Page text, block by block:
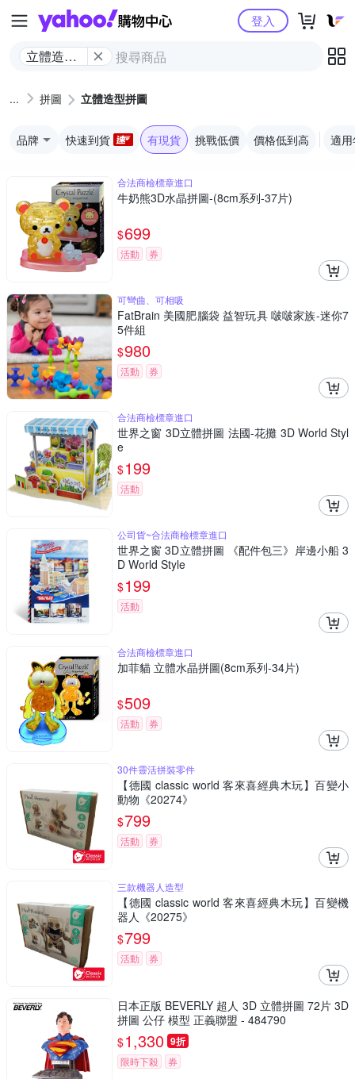
Yahoo購物中心
立體造型
登入
拼圖 立體造型拼圖
品牌 快速到貨 有現貨 挑戰低價 價格低到高 適
合法商檢標章進口
牛奶熊3D水晶拼圖-(8cm系列-37片)
$699
活動 券
可彎曲、可相吸
FatBrain 美國肥腦袋 益智玩具 啵啵家族-迷你7
5件組
$980
活動 券
合法商檢標章進口
世界之窗 3D立體拼圖 法國-花攤 3D World Styl
e
$199
活動
公司貨~合法商檢標章進口
世界之窗 3D立體拼圖 《配件包三》岸邊小船 3
D World Style
$199
活動
合法商檢標章進口
加菲貓 立體水晶拼圖(8cm系列-34片)
$509
活動 券
30件靈活拼裝零件
【德國 classic world 客來喜經典木玩】百變小
動物《20274》
$799
活動 券
三款機器人造型
【德國 classic world 客來喜經典木玩】百變機
器人《20275》
$799
活動 券
日本正版 BEVERLY 超人 3D 立體拼圖 72片 3D
拼圖 公仔 模型 正義聯盟 - 484790
$1,330 9折
限時下殺 券